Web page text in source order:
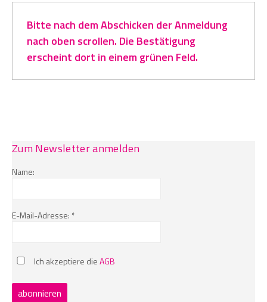
Bitte nach dem Abschicken der Anmeldung
nach oben scrollen. Die Bestätigung
erscheint dort in einem grünen Feld.
Zum Newsletter anmelden
Name:
E-Mail-Adresse: *
Ich akzeptiere dieAGB